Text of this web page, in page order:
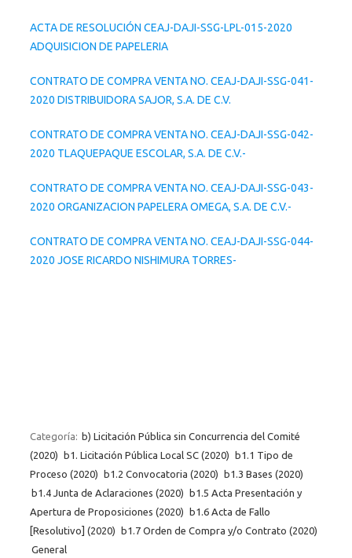
ACTA DE RESOLUCIÓN CEAJ-DAJI-SSG-LPL-015-2020
ADQUISICION DE PAPELERIA
CONTRATO DE COMPRA VENTA NO. CEAJ-DAJI-SSG-041-
2020 DISTRIBUIDORA SAJOR, S.A. DE C.V.
CONTRATO DE COMPRA VENTA NO. CEAJ-DAJI-SSG-042-
2020 TLAQUEPAQUE ESCOLAR, S.A. DE C.V.-
CONTRATO DE COMPRA VENTA NO. CEAJ-DAJI-SSG-043-
2020 ORGANIZACION PAPELERA OMEGA, S.A. DE C.V.-
CONTRATO DE COMPRA VENTA NO. CEAJ-DAJI-SSG-044-
2020 JOSE RICARDO NISHIMURA TORRES-
Categoría: b) Licitación Pública sin Concurrencia del Comité
(2020) b1. Licitación Pública Local SC (2020) b1.1 Tipo de
Proceso (2020) b1.2 Convocatoria (2020) b1.3 Bases (2020)
b1.4 Junta de Aclaraciones (2020) b1.5 Acta Presentación y
Apertura de Proposiciones (2020) b1.6 Acta de Fallo
[Resolutivo] (2020) b1.7 Orden de Compra y/o Contrato (2020)
General